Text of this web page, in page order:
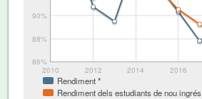
2010 2012 2014 2016
86%
88%
90%
Rendiment *
Rendiment dels estudiants de nou ingrés